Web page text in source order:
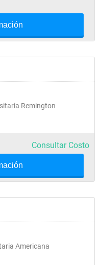
Remington
Consultar Costo
Americana